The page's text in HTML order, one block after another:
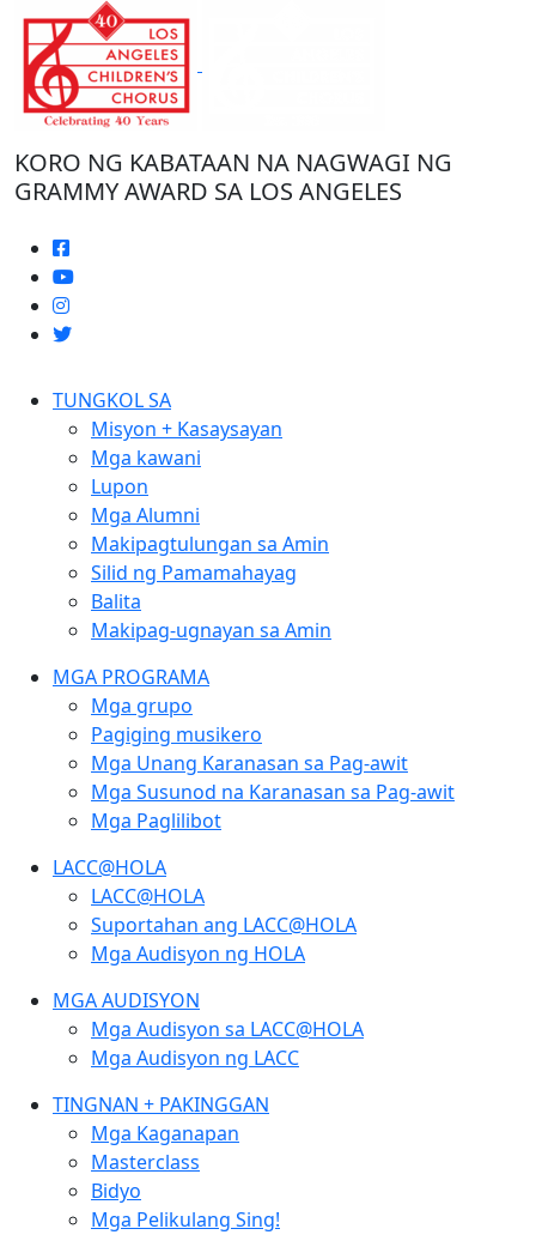
Laktawan
ang
nilalaman
KORO NG KABATAAN NA NAGWAGI NG
GRAMMY AWARD SA LOS ANGELES
TUNGKOL SA
Misyon + Kasaysayan
Mga kawani
Lupon
Mga Alumni
Makipagtulungan sa Amin
Silid ng Pamamahayag
Balita
Makipag-ugnayan sa Amin
MGA PROGRAMA
Mga grupo
Pagiging musikero
Mga Unang Karanasan sa Pag-awit
Mga Susunod na Karanasan sa Pag-awit
Mga Paglilibot
LACC@HOLA
LACC@HOLA
Suportahan ang LACC@HOLA
Mga Audisyon ng HOLA
MGA AUDISYON
Mga Audisyon sa LACC@HOLA
Mga Audisyon ng LACC
TINGNAN + PAKINGGAN
Mga Kaganapan
Masterclass
Bidyo
Mga Pelikulang Sing!